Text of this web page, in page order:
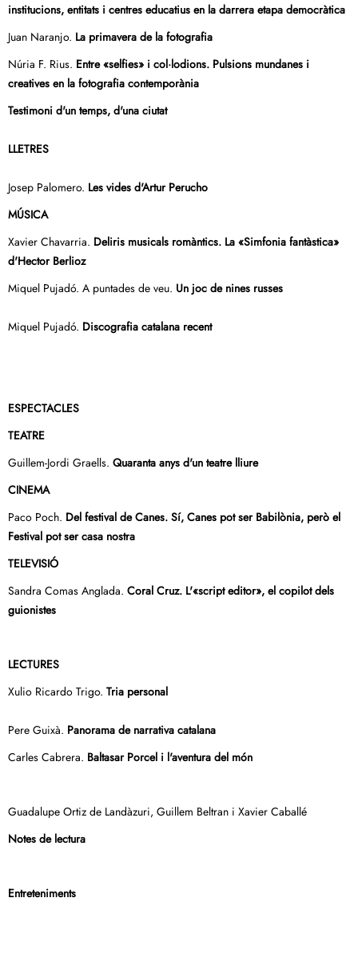
institucions, entitats i centres educatius en la darrera etapa democràtica
Juan Naranjo. La primavera de la fotografia
Núria F. Rius. Entre «selfies» i col·lodions. Pulsions mundanes i
creatives en la fotografia contemporània
Testimoni d'un temps, d'una ciutat
LLETRES
Josep Palomero. Les vides d'Artur Perucho
MÚSICA
Xavier Chavarria. Deliris musicals romàntics. La «Simfonia fantàstica»
d'Hector Berlioz
Miquel Pujadó. A puntades de veu. Un joc de nines russes
Miquel Pujadó. Discografia catalana recent
ESPECTACLES
TEATRE
Guillem-Jordi Graells. Quaranta anys d'un teatre lliure
CINEMA
Paco Poch. Del festival de Canes. Sí, Canes pot ser Babilònia, però el
Festival pot ser casa nostra
TELEVISIÓ
Sandra Comas Anglada. Coral Cruz. L'«script editor», el copilot dels
guionistes
LECTURES
Xulio Ricardo Trigo. Tria personal
Pere Guixà. Panorama de narrativa catalana
Carles Cabrera. Baltasar Porcel i l'aventura del món
Guadalupe Ortiz de Landàzuri, Guillem Beltran i Xavier Caballé
Notes de lectura
Entreteniments